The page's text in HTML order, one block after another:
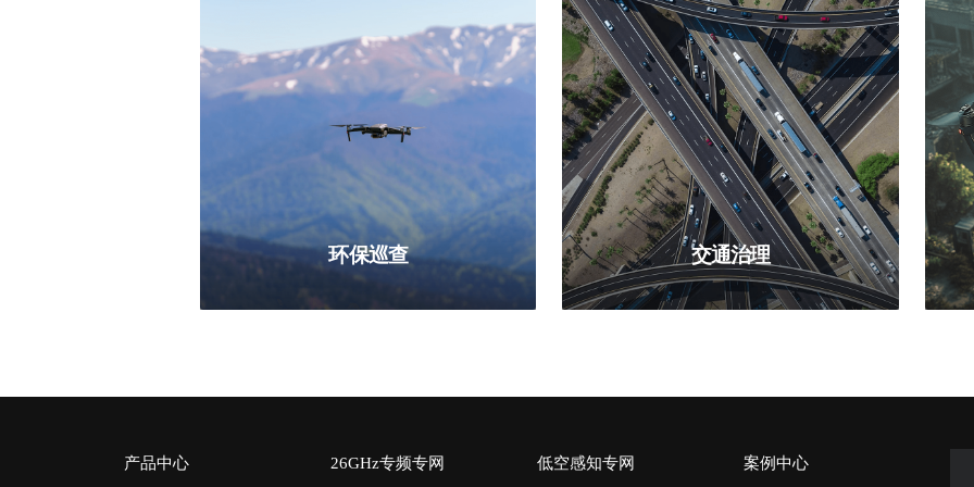
环保巡查 交通治理
产品中心 26GHz专频专网 低空感知专网 案例中心